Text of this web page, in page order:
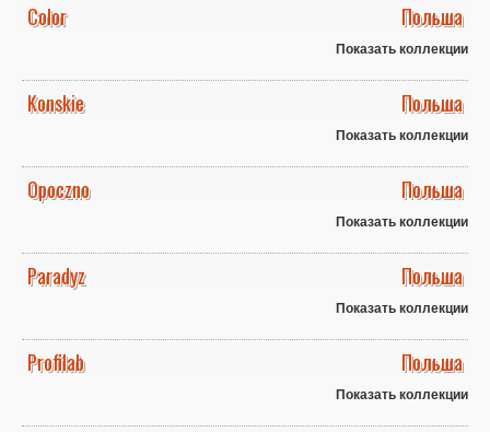
Color Польша
Показать коллекции
Konskie Польша
Показать коллекции
Opoczno Польша
Показать коллекции
Paradyz Польша
Показать коллекции
Profilab Польша
Показать коллекции